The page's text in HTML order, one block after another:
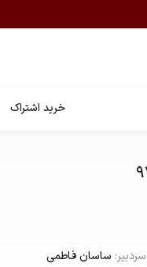
خرید اشتراک
سردبیر: ساسان فاطمی